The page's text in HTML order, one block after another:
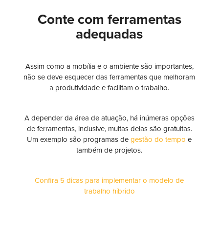
Conte com ferramentas
adequadas
Assim como a mobília e o ambiente são importantes,
não se deve esquecer das ferramentas que melhoram
a produtividade e facilitam o trabalho.
A depender da área de atuação, há inúmeras opções
de ferramentas, inclusive, muitas delas são gratuitas.
Um exemplo são programas degestão do tempo e
também de projetos.
Confira 5 dicas para implementar o modelo de
trabalho híbrido